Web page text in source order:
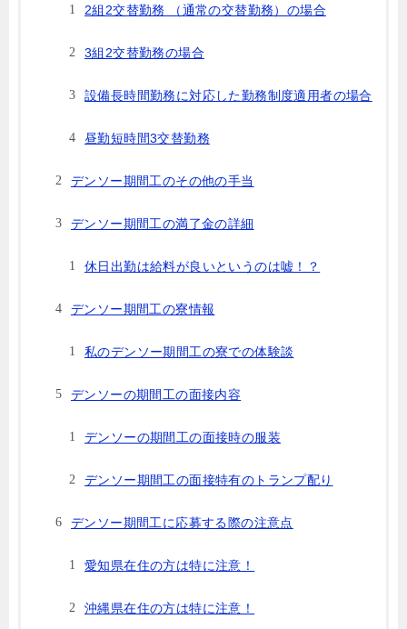
2組2交替勤務 （通常の交替勤務）の場合
3組2交替勤務の場合
設備長時間勤務に対応した勤務制度適用者の場合
昼勤短時間3交替勤務
デンソー期間工のその他の手当
デンソー期間工の満了金の詳細
休日出勤は給料が良いというのは嘘！？
デンソー期間工の寮情報
私のデンソー期間工の寮での体験談
デンソーの期間工の面接内容
デンソーの期間工の面接時の服装
デンソー期間工の面接特有のトランプ配り
デンソー期間工に応募する際の注意点
愛知県在住の方は特に注意！
沖縄県在住の方は特に注意！